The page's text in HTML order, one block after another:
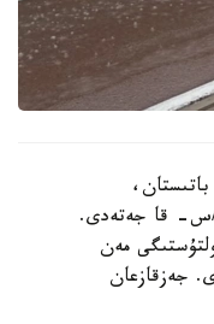
سوعاتىن جەلدىڭ ەكپىنى كۇندىز وبلىستىڭ سولتۇستىگى مەن شىعىسىندا 15 م/س- قا جەتەدى.
سولتۇستىگى مەن
جەزقازعان